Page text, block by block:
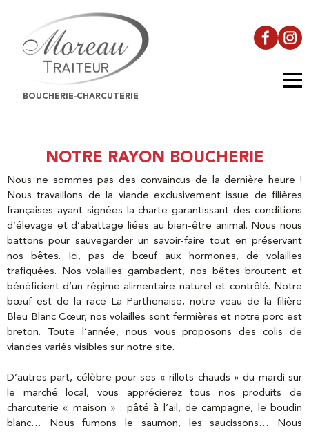
BOUCHERIE-CHARCUTERIE
NOTRE RAYON BOUCHERIE
Nous ne sommes pas des convaincus de la dernière heure !
Nous travaillons de la viande exclusivement issue de filières
françaises ayant signées la charte garantissant des conditions
d’élevage et d’abattage liées au bien-être animal. Nous nous
battons pour sauvegarder un savoir-faire tout en préservant
nos bêtes. Ici, pas de bœuf aux hormones, de volailles
trafiquées. Nos volailles gambadent, nos bêtes broutent et
bénéficient d’un régime alimentaire naturel et contrôlé. Notre
bœuf est de la race La Parthenaise, notre veau de la filière
Bleu Blanc Cœur, nos volailles sont fermières et notre porc est
breton. Toute l’année, nous vous proposons des colis de
viandes variés visibles sur notre site.
D’autres part, célèbre pour ses « rillots chauds » du mardi sur
le marché local, vous apprécierez tous nos produits de
charcuterie « maison » : pâté à l’ail, de campagne, le boudin
blanc… Nous fumons le saumon, les saucissons… Nous